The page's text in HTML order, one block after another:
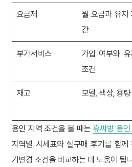
요금제
월 요금과 유지
간
부가서비스
가입 여부와 유
조건
재고 모델, 색상, 용량
용인 지역 조건을 볼 때는 휴싸방 용
지역별 시세표와 실구매 후기를 함께
기변경 조건을 비교하는 데 도움이 됩